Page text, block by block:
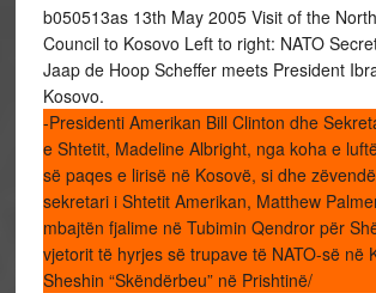
b050513as 13th May 2005 Visit of the
Council to Kosovo Left to right: NATO
Jaap de Hoop Scheffer meets President
Kosovo.
-Presidenti Amerikan Bill Clinton dhe
e Shtetit, Madeline Albright, nga koha e
së paqes e lirisë në Kosovë, si dhe
sekretari i Shtetit Amerikan, Matthew
mbajtën fjalime në Tubimin Qendror për
vjetorit të hyrjes së trupave të NATO-së në
Sheshin “Skëndërbeu” në Prishtinë/